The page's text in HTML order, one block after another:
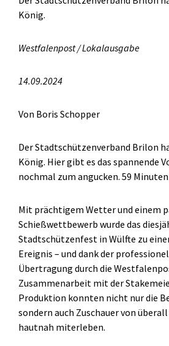
König.
Westfalenpost / Lokalausgabe
14.09.2024
Von Boris Schopper
Der Stadtschützenverband Brilon
König. Hier gibt es das spannende
nochmal zum angucken. 59
Mit prächtigem Wetter und einem
Schießwettbewerb wurde das
Stadtschützenfest in Wülfte zu
Ereignis – und dank der
Übertragung durch die
Zusammenarbeit mit der
Produktion konnten nicht nur die
sondern auch Zuschauer von
hautnah miterleben.